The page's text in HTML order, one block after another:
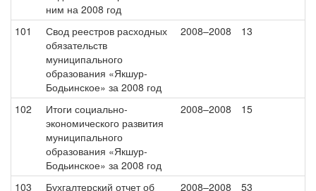
ним на 2008 год
101
Свод реестров расходных
обязательств
муниципального
образования «Якшур-
Бодьинское» за 2008 год
2008–2008 13
102
Итоги социально-
экономического развития
муниципального
образования «Якшур-
Бодьинское» за 2008 год
2008–2008 15
103 Бухгалтерский отчет об 2008–2008 53